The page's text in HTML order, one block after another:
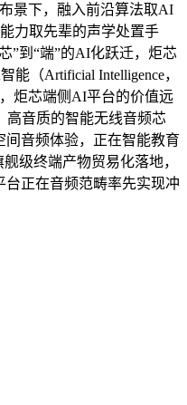
景下，融入前沿算法取AI
力取先辈的声学处置手
”到“端”的AI化跃迁，炬芯
（Artificial Intelligence，
炬芯端侧AI平台的价值远
高音质的智能无线音频芯
间音频体验，正在智能教育
级终端产物贸易化落地，
正在音频范畴率先实现冲